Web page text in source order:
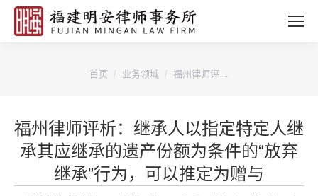
您的位置：
首页 业务领域 福州律师评…
福州律师评析：继承人以指定特定人继
承其应继承的遗产份额为条件的“放弃
继承”行为，可以推定为赠与